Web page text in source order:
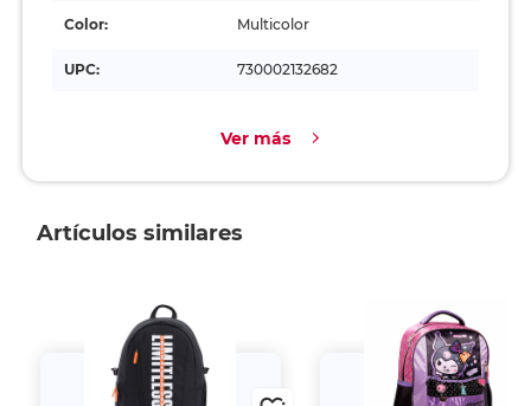
Color: Multicolor
UPC: 730002132682
Ver más
Artículos similares